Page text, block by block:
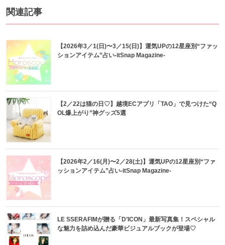
関連記事
【2026年3／1(日)〜3／15(日)】運気UPの12星座別“ファッ
ションアイテム”占い-itSnap Magazine-
【2／22は猫の日♡】越境ECアプリ「TAO」で見つけた“Q
OL爆上がり”神グッズ5選
【2026年2／16(月)〜2／28(土)】運気UPの12星座別“ファ
ッションアイテム”占い-itSnap Magazine-
LE SSERAFIMが贈る「D’ICON」最新写真集！スペシャル
な魅力を詰め込んだ豪華ビジュアルブックが登場♡